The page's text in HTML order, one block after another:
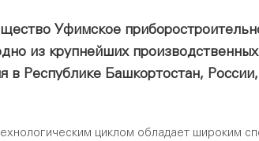
Уфимское
из крупнейших
в Республике Башкортостан,
циклом обладает широким